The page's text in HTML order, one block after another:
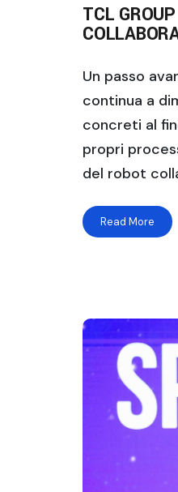
TCL
Un passo
continua a
concreti al
propri
del robot
Read More